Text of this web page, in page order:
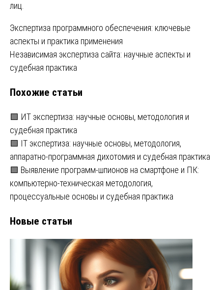
лиц.
Навигация
по
записям
Экспертиза программного обеспечения: ключевые
аспекты и практика применения
Независимая экспертиза сайта: научные аспекты и
судебная практика
Похожие статьи
🟩 ИТ экспертиза: научные основы, методология и
судебная практика
🟩 IT экспертиза: научные основы, методология,
аппаратно-программная дихотомия и судебная практика
🟩 Выявление программ-шпионов на смартфоне и ПК:
компьютерно-техническая методология,
процессуальные основы и судебная практика
Новые статьи